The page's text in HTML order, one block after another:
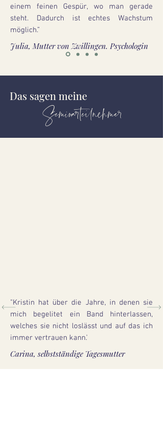
einem feinen Gespür, wo man gerade
steht. Dadurch ist echtes Wachstum
möglich.”
Julia, Mutter von Zwillingen. Psychologin
Das sagen meine
Seminarteilnehmer
"Kristin hat über die Jahre, in denen sie
mich begelitet ein Band hinterlassen,
welches sie nicht loslässt und auf das ich
immer vertrauen kann.'
Carina, selbstständige Tagesmutter